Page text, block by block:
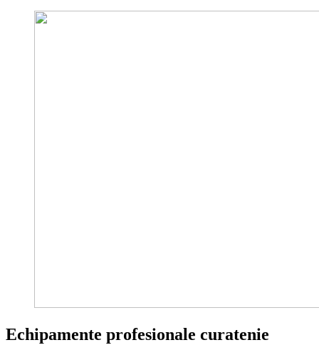
Echipamente profesionale curatenie